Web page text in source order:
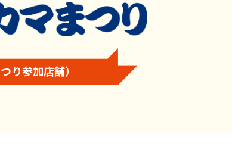
り参加店舗）